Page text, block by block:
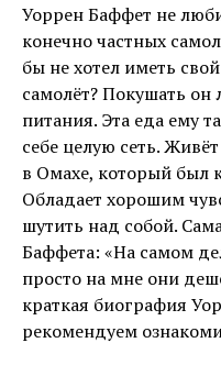
Уоррен Баффет не
конечно частных
бы не хотел иметь
самолёт? Покушать он
питания. Эта еда ему
себе целую сеть.
в Омахе, который был
Обладает хорошим
шутить над собой.
Баффета: «На самом
просто на мне они
краткая биография
рекомендуем